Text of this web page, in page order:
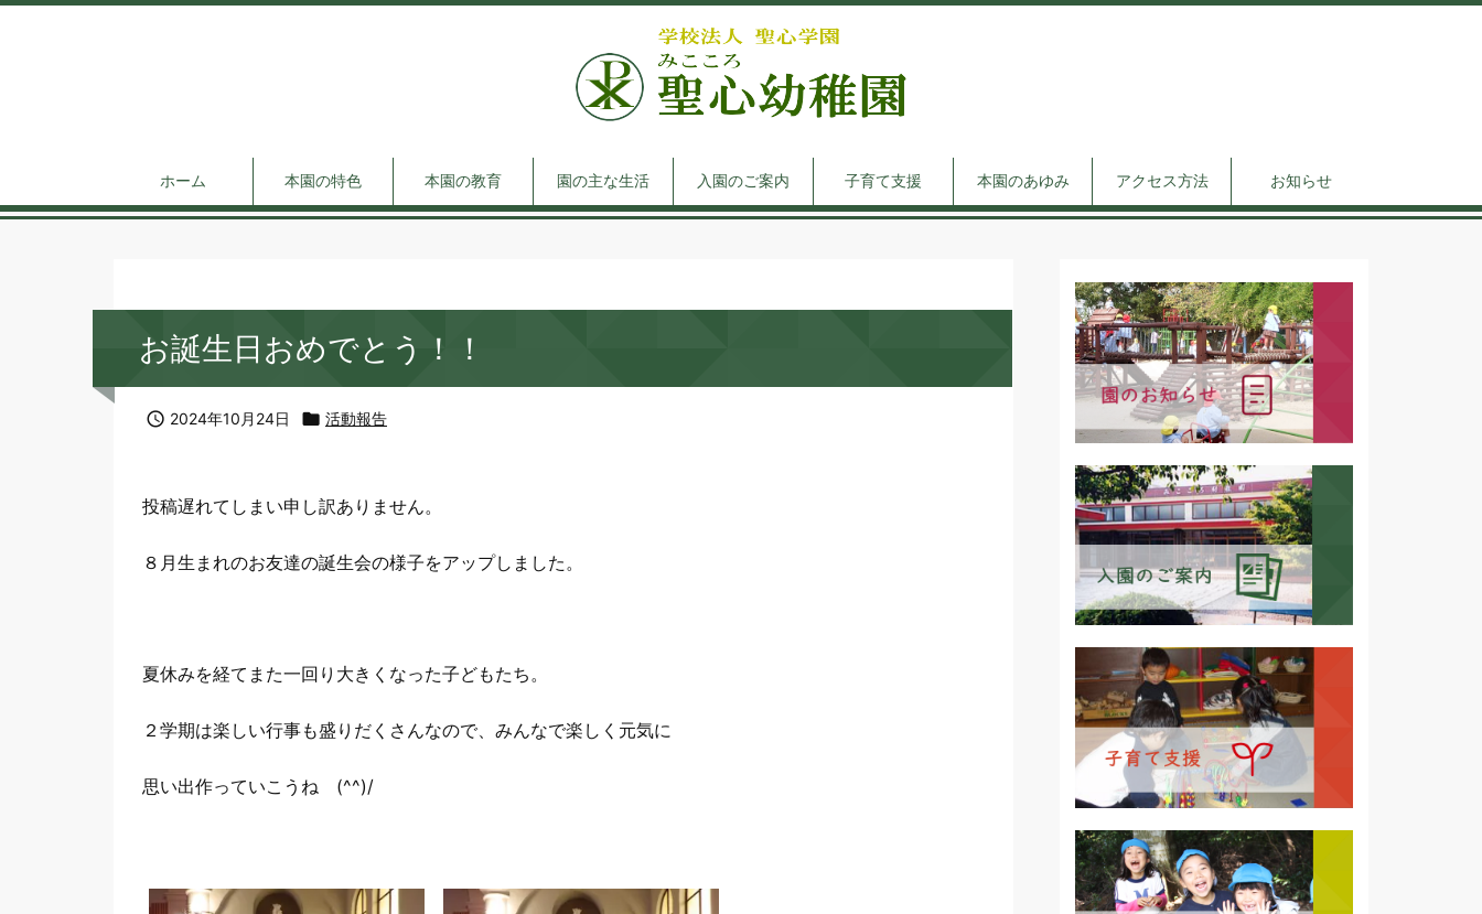
ホーム 本園の特色 本園の教育 園の主な生活 入園のご案内 子育て支援 本園のあゆみ アクセス方法 お知らせ
お誕生日おめでとう！！
 2024年10月24日  活動報告
投稿遅れてしまい申し訳ありません。
８月生まれのお友達の誕生会の様子をアップしました。
夏休みを経てまた一回り大きくなった子どもたち。
２学期は楽しい行事も盛りだくさんなので、みんなで楽しく元気に
思い出作っていこうね (^^)/